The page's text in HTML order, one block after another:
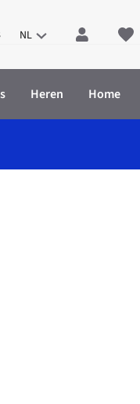
NL
Heren Home